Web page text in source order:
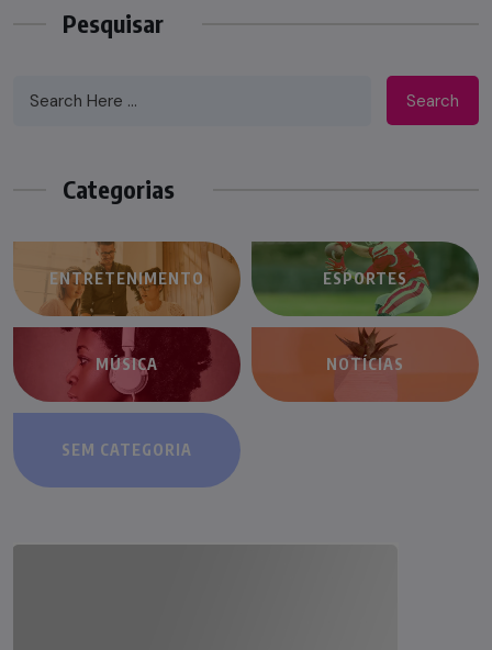
Pesquisar
Search
Categorias
ENTRETENIMENTO ESPORTES
MÚSICA NOTÍCIAS
SEM CATEGORIA